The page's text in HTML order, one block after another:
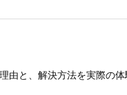
由と、解決方法を実際の